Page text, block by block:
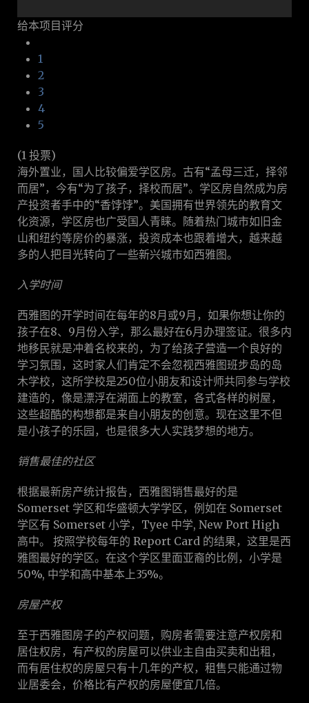
给本项目评分
1
2
3
4
5
(1 投票)
海外置业，国人比较偏爱学区房。古有“孟母三迁，择邻
而居”，今有“为了孩子，择校而居”。学区房自然成为房
产投资者手中的“香饽饽”。美国拥有世界领先的教育文
化资源，学区房也广受国人青睐。随着热门城市如旧金
山和纽约等房价的暴涨，投资成本也跟着增大，越来越
多的人把目光转向了一些新兴城市如西雅图。
入学时间
西雅图的开学时间在每年的8月或9月，如果你想让你的
孩子在8、9月份入学，那么最好在6月办理签证。很多内
地移民就是冲着名校来的，为了给孩子营造一个良好的
学习氛围，这时家人们肯定不会忽视西雅图班步岛的岛
木学校，这所学校是250位小朋友和设计师共同参与学校
建造的，像是漂浮在湖面上的教室，各式各样的树屋，
这些超酷的构想都是来自小朋友的创意。现在这里不但
是小孩子的乐园，也是很多大人实践梦想的地方。
销售最佳的社区
根据最新房产统计报告，西雅图销售最好的是
Somerset 学区和华盛顿大学学区，例如在 Somerset
学区有 Somerset 小学，Tyee 中学, New Port High
高中。 按照学校每年的 Report Card 的结果，这里是西
雅图最好的学区。在这个学区里面亚裔的比例，小学是
50%, 中学和高中基本上35%。
房屋产权
至于西雅图房子的产权问题，购房者需要注意产权房和
居住权房，有产权的房屋可以供业主自由买卖和出租，
而有居住权的房屋只有十几年的产权，租售只能通过物
业居委会，价格比有产权的房屋便宜几倍。